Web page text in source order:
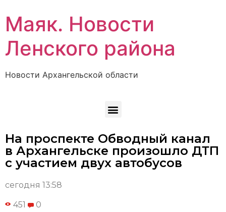
Маяк. Новости
Ленского района
Новости Архангельской области
На проспекте Обводный канал
в Архангельске произошло ДТП
с участием двух автобусов
сегодня 13:58
451 0